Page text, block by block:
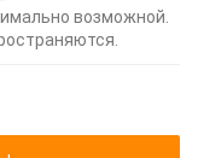
возможной.